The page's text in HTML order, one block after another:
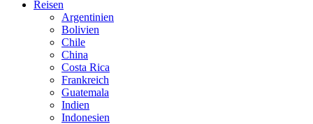
Reisen
Argentinien
Bolivien
Chile
China
Costa Rica
Frankreich
Guatemala
Indien
Indonesien